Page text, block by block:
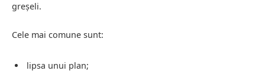
greșeli.
Cele mai comune sunt:
lipsa unui plan;